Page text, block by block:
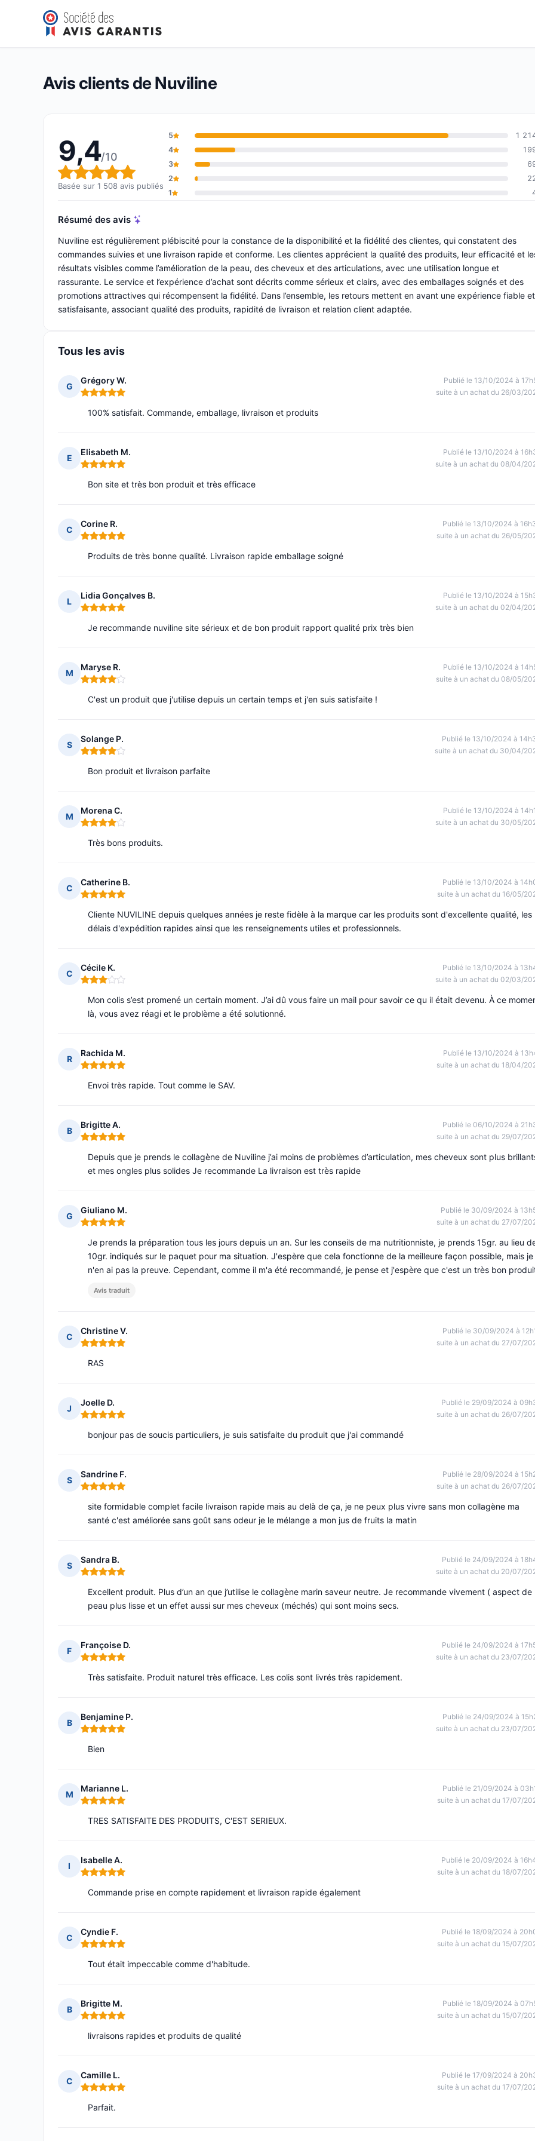
Nuviline
Note globale : 9,4 sur 10
9,4/10(1 508 avis)
Avis clients de Nuviline
9,4/10
Note globale : 9,4 sur 10
Basée sur 1 508 avis publiés
5
1
4
3
2
1
Résumé des avis
Nuviline est régulièrement plébiscité pour la constance de la disponibilité et la fidélité des clientes, qui constatent des
commandes suivies et une livraison rapide et conforme. Les clientes apprécient la qualité des produits, leur efficacité et
résultats visibles comme l’amélioration de la peau, des cheveux et des articulations, avec une utilisation longue et
rassurante. Le service et l’expérience d’achat sont décrits comme sérieux et clairs, avec des emballages soignés et des
promotions attractives qui récompensent la fidélité. Dans l’ensemble, les retours mettent en avant une expérience fiable et
satisfaisante, associant qualité des produits, rapidité de livraison et relation client adaptée.
Tous les avis
G
Grégory W.
Note : 5 sur 5
Publié le 13/10/2024 à
suite à un achat du 26/03/
100% satisfait. Commande, emballage, livraison et produits
E
Elisabeth M.
Note : 5 sur 5
Publié le 13/10/2024 à
suite à un achat du 08/04/
Bon site et très bon produit et très efficace
C
Corine R.
Note : 5 sur 5
Publié le 13/10/2024 à
suite à un achat du 26/05/
Produits de très bonne qualité. Livraison rapide emballage soigné
L
Lidia Gonçalves B.
Note : 5 sur 5
Publié le 13/10/2024 à
suite à un achat du 02/04/
Je recommande nuviline site sérieux et de bon produit rapport qualité prix très bien
M
Maryse R.
Note : 4 sur 5
Publié le 13/10/2024 à
suite à un achat du 08/05/
C'est un produit que j'utilise depuis un certain temps et j'en suis satisfaite !
S
Solange P.
Note : 4 sur 5
Publié le 13/10/2024 à
suite à un achat du 30/04/
Bon produit et livraison parfaite
M
Morena C.
Note : 4 sur 5
Publié le 13/10/2024 à
suite à un achat du 30/05/
Très bons produits.
C
Catherine B.
Note : 5 sur 5
Publié le 13/10/2024 à
suite à un achat du 16/05/
Cliente NUVILINE depuis quelques années je reste fidèle à la marque car les produits sont d'excellente qualité, les
délais d'expédition rapides ainsi que les renseignements utiles et professionnels.
C
Cécile K.
Note : 3 sur 5
Publié le 13/10/2024 à
suite à un achat du 02/03/
Mon colis s’est promené un certain moment. J’ai dû vous faire un mail pour savoir ce qu il était devenu. À ce
là, vous avez réagi et le problème a été solutionné.
R
Rachida M.
Note : 5 sur 5
Publié le 13/10/2024 à
suite à un achat du 18/04/
Envoi très rapide. Tout comme le SAV.
B
Brigitte A.
Note : 5 sur 5
Publié le 06/10/2024 à
suite à un achat du 29/07/
Depuis que je prends le collagène de Nuviline j’ai moins de problèmes d’articulation, mes cheveux sont plus
et mes ongles plus solides Je recommande La livraison est très rapide
G
Giuliano M.
Note : 5 sur 5
Publié le 30/09/2024 à
suite à un achat du 27/07/
Je prends la préparation tous les jours depuis un an. Sur les conseils de ma nutritionniste, je prends 15gr. au lieu
10gr. indiqués sur le paquet pour ma situation. J'espère que cela fonctionne de la meilleure façon possible, mais je
n'en ai pas la preuve. Cependant, comme il m'a été recommandé, je pense et j'espère que c'est un très bon
Avis traduit
C
Christine V.
Note : 5 sur 5
Publié le 30/09/2024 à
suite à un achat du 27/07/
RAS
J
Joelle D.
Note : 5 sur 5
Publié le 29/09/2024 à
suite à un achat du 26/07/
bonjour pas de soucis particuliers, je suis satisfaite du produit que j'ai commandé
S
Sandrine F.
Note : 5 sur 5
Publié le 28/09/2024 à
suite à un achat du 26/07/
site formidable complet facile livraison rapide mais au delà de ça, je ne peux plus vivre sans mon collagène ma
santé c'est améliorée sans goût sans odeur je le mélange a mon jus de fruits la matin
S
Sandra B.
Note : 5 sur 5
Publié le 24/09/2024 à
suite à un achat du 20/07/
Excellent produit. Plus d’un an que j’utilise le collagène marin saveur neutre. Je recommande vivement ( aspect de
peau plus lisse et un effet aussi sur mes cheveux (méchés) qui sont moins secs.
F
Françoise D.
Note : 5 sur 5
Publié le 24/09/2024 à
suite à un achat du 23/07/
Très satisfaite. Produit naturel très efficace. Les colis sont livrés très rapidement.
B
Benjamine P.
Note : 5 sur 5
Publié le 24/09/2024 à
suite à un achat du 23/07/
Bien
M
Marianne L.
Note : 5 sur 5
Publié le 21/09/2024 à
suite à un achat du 17/07/
TRES SATISFAITE DES PRODUITS, C'EST SERIEUX.
I
Isabelle A.
Note : 5 sur 5
Publié le 20/09/2024 à
suite à un achat du 18/07/
Commande prise en compte rapidement et livraison rapide également
C
Cyndie F.
Note : 5 sur 5
Publié le 18/09/2024 à
suite à un achat du 15/07/
Tout était impeccable comme d'habitude.
B
Brigitte M.
Note : 5 sur 5
Publié le 18/09/2024 à
suite à un achat du 15/07/
livraisons rapides et produits de qualité
C
Camille L.
Note : 5 sur 5
Publié le 17/09/2024 à
suite à un achat du 17/07/
Parfait.